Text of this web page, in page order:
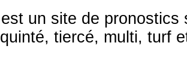
est un site de pronostics
quinté, tiercé, multi, turf